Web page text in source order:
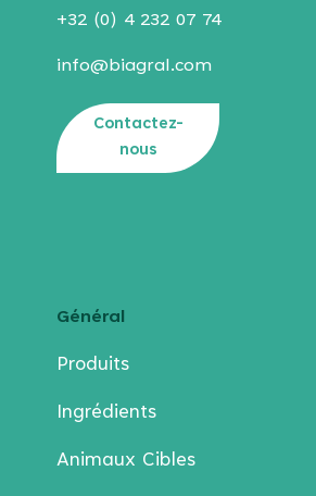
Nettoyage méticuleux des
changements législatifs.
Tout le personnel doit
+32 (0) 4 232 07 74
info@biagral.com
Contactez-
nous
Général
Produits
Ingrédients
Animaux Cibles